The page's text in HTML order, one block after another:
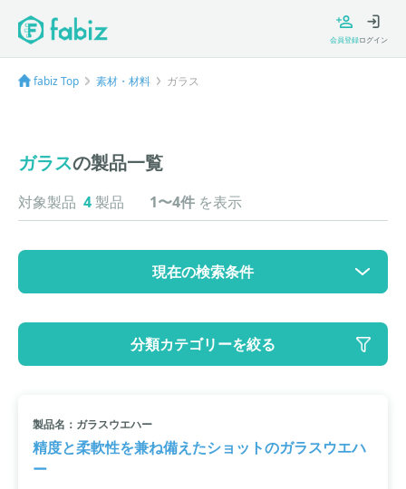
会員登録ログイン
fabiz Top 素材・材料 ガラス
ガラスの製品一覧
対象製品 4 製品 1〜4件 を表示
現在の検索条件
大カテゴリ: 素材・材料
すべて条件を取り消す
分類カテゴリーを絞る
製品名：ガラスウエハー
精度と柔軟性を兼ね備えたショットのガラスウエハ
ー